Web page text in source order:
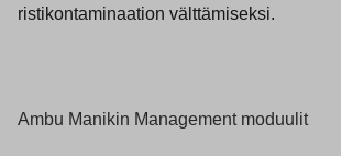
ristikontaminaation välttämiseksi.
Ambu Manikin Management moduulit